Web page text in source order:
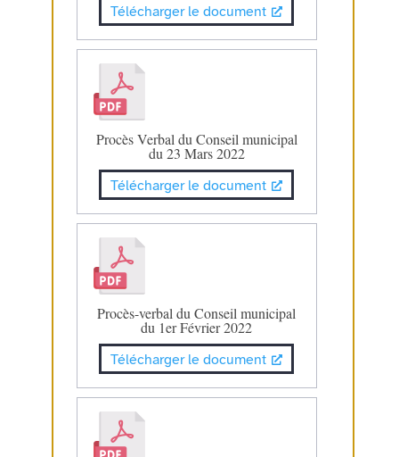
Télécharger le document
Procès Verbal du Conseil municipal
du 23 Mars 2022
Télécharger le document
Procès-verbal du Conseil municipal
du 1er Février 2022
Télécharger le document